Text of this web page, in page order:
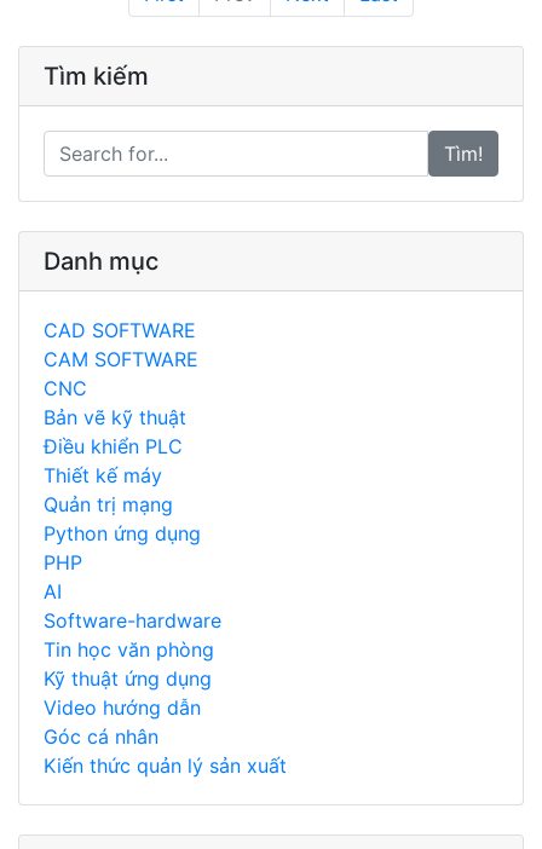
Tìm kiếm
Tìm!
Danh mục
CAD SOFTWARE
CAM SOFTWARE
CNC
Bản vẽ kỹ thuật
Điều khiển PLC
Thiết kế máy
Quản trị mạng
Python ứng dụng
PHP
AI
Software-hardware
Tin học văn phòng
Kỹ thuật ứng dụng
Video hướng dẫn
Góc cá nhân
Kiến thức quản lý sản xuất